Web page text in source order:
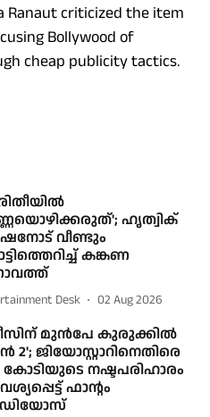
Ranaut criticized the item
Bollywood of
cheap publicity tactics.
ഹൃത്വിക്
വീണ്ടും
കങ്കണ
Desk 02 Aug 2026
മുൻപേ കുരുക്കിൽ
2'; ജിയോസ്റ്റാറിനെതിരെ
കോടിയുടെ നഷ്ടപരിഹാരം
ഫാന്റം